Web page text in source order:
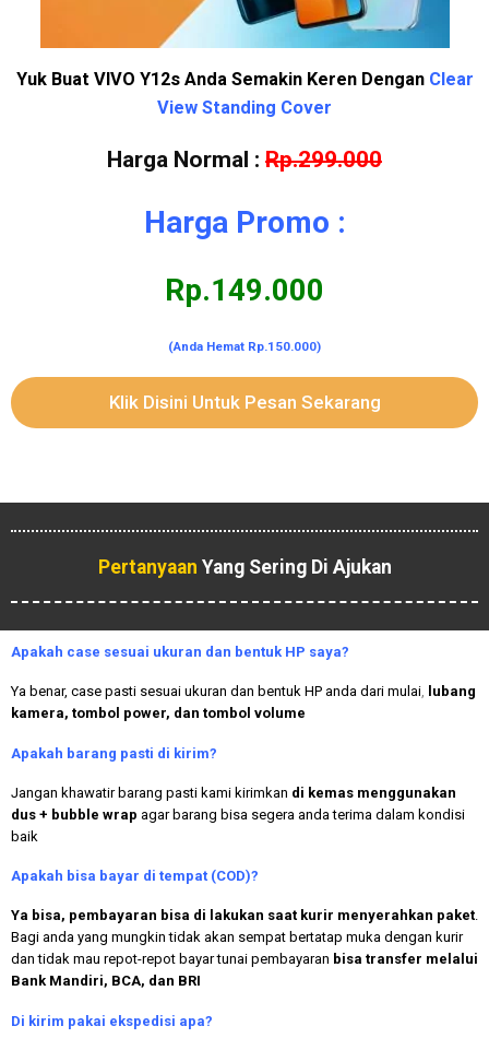
Yuk Buat VIVO Y12s Anda Semakin Keren Dengan Clear
View Standing Cover
Harga Normal : Rp.299.000
Harga Promo :
Rp.149.000
(Anda Hemat Rp.150.000)
Klik Disini Untuk Pesan Sekarang
Pertanyaan Yang Sering Di Ajukan
Apakah case sesuai ukuran dan bentuk HP saya?
Ya benar, case pasti sesuai ukuran dan bentuk HP anda dari mulai, lubang
kamera, tombol power, dan tombol volume
Apakah barang pasti di kirim?
Jangan khawatir barang pasti kami kirimkan di kemas menggunakan
dus + bubble wrap agar barang bisa segera anda terima dalam kondisi
baik
Apakah bisa bayar di tempat (COD)?
Ya bisa, pembayaran bisa di lakukan saat kurir menyerahkan paket.
Bagi anda yang mungkin tidak akan sempat bertatap muka dengan kurir
dan tidak mau repot-repot bayar tunai pembayaran bisa transfer melalui
Bank Mandiri, BCA, dan BRI
Di kirim pakai ekspedisi apa?